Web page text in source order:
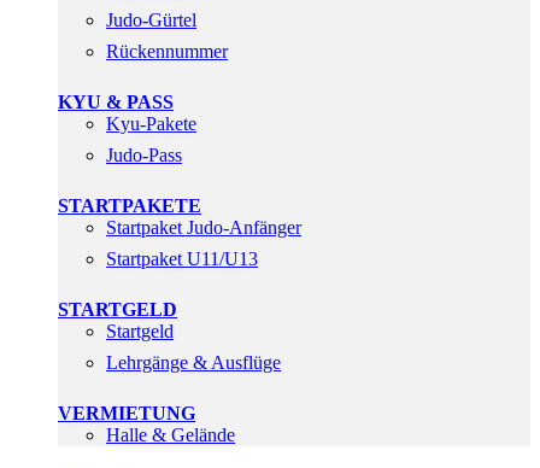
Judo-Gürtel
Rückennummer
KYU & PASS
Kyu-Pakete
Judo-Pass
STARTPAKETE
Startpaket Judo-Anfänger
Startpaket U11/U13
STARTGELD
Startgeld
Lehrgänge & Ausflüge
VERMIETUNG
Halle & Gelände